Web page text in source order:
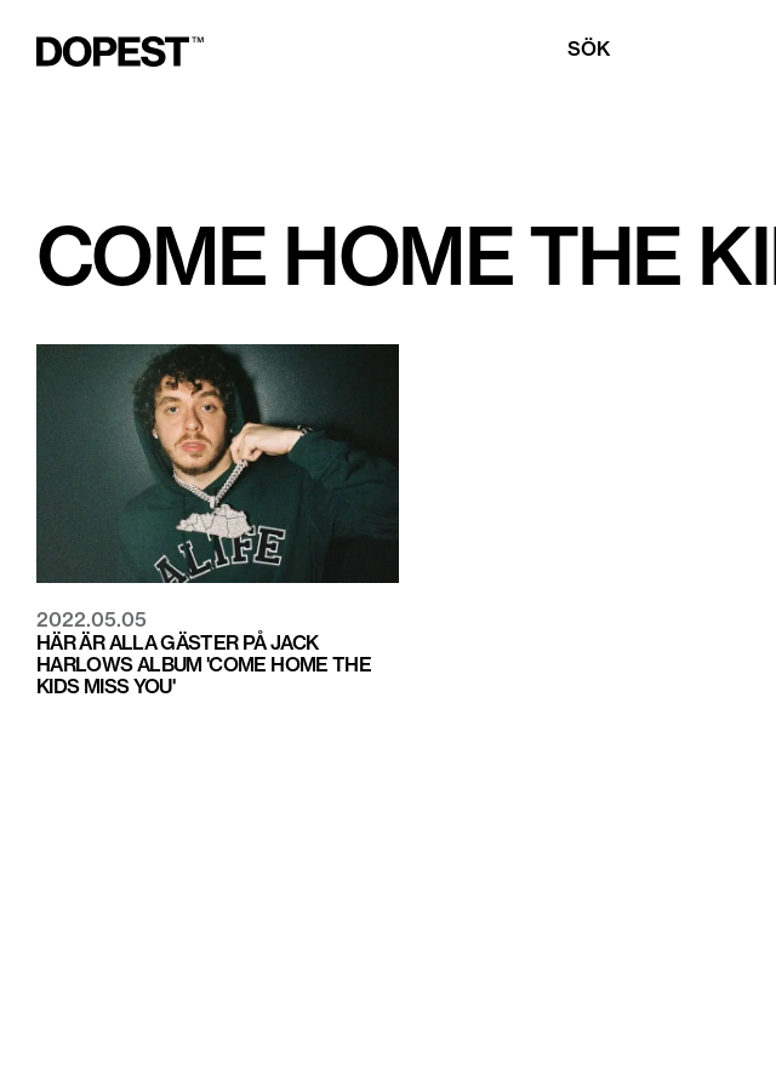
SÖK
COME HOME THE
2022.05.05
HÄR ÄR ALLA GÄSTER PÅ JACK
HARLOWS ALBUM 'COME HOME THE
KIDS MISS YOU'